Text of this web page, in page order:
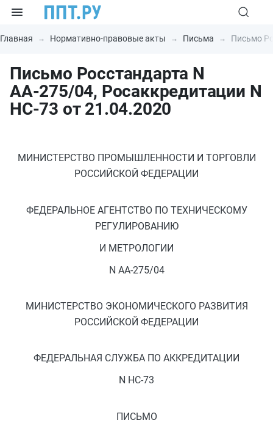
Главная Нормативно-правовые акты Письма Письмо
Письмо Росстандарта N
АА-275/04, Росаккредитации N
НС-73 от 21.04.2020
МИНИСТЕРСТВО ПРОМЫШЛЕННОСТИ И ТОРГОВЛИ
РОССИЙСКОЙ ФЕДЕРАЦИИ
ФЕДЕРАЛЬНОЕ АГЕНТСТВО ПО ТЕХНИЧЕСКОМУ
РЕГУЛИРОВАНИЮ
И МЕТРОЛОГИИ
N АА-275/04
МИНИСТЕРСТВО ЭКОНОМИЧЕСКОГО РАЗВИТИЯ
РОССИЙСКОЙ ФЕДЕРАЦИИ
ФЕДЕРАЛЬНАЯ СЛУЖБА ПО АККРЕДИТАЦИИ
N НС-73
ПИСЬМО